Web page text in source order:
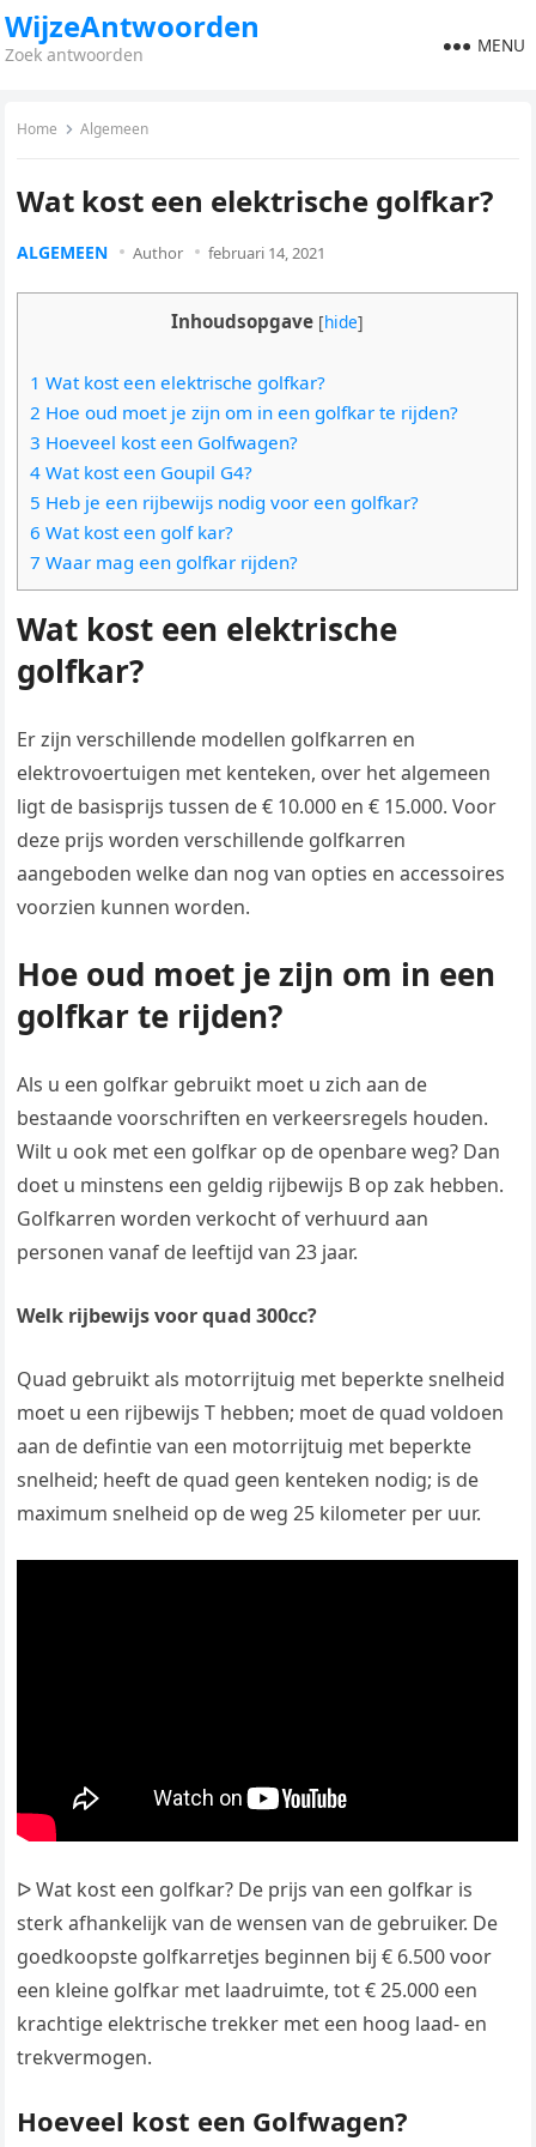
WijzeAntwoorden
Zoek antwoorden MENU
Home Algemeen
Wat kost een elektrische golfkar?
ALGEMEEN Author februari 14, 2021
Inhoudsopgave [hide]
1 Wat kost een elektrische golfkar?
2 Hoe oud moet je zijn om in een golfkar te rijden?
3 Hoeveel kost een Golfwagen?
4 Wat kost een Goupil G4?
5 Heb je een rijbewijs nodig voor een golfkar?
6 Wat kost een golf kar?
7 Waar mag een golfkar rijden?
Wat kost een elektrische
golfkar?
Er zijn verschillende modellen golfkarren en
elektrovoertuigen met kenteken, over het algemeen
ligt de basisprijs tussen de € 10.000 en € 15.000. Voor
deze prijs worden verschillende golfkarren
aangeboden welke dan nog van opties en accessoires
voorzien kunnen worden.
Hoe oud moet je zijn om in een
golfkar te rijden?
Als u een golfkar gebruikt moet u zich aan de
bestaande voorschriften en verkeersregels houden.
Wilt u ook met een golfkar op de openbare weg? Dan
doet u minstens een geldig rijbewijs B op zak hebben.
Golfkarren worden verkocht of verhuurd aan
personen vanaf de leeftijd van 23 jaar.
Welk rijbewijs voor quad 300cc?
Quad gebruikt als motorrijtuig met beperkte snelheid
moet u een rijbewijs T hebben; moet de quad voldoen
aan de defintie van een motorrijtuig met beperkte
snelheid; heeft de quad geen kenteken nodig; is de
maximum snelheid op de weg 25 kilometer per uur.
ᐅ Wat kost een golfkar? De prijs van een golfkar is
sterk afhankelijk van de wensen van de gebruiker. De
goedkoopste golfkarretjes beginnen bij € 6.500 voor
een kleine golfkar met laadruimte, tot € 25.000 een
krachtige elektrische trekker met een hoog laad- en
trekvermogen.
Hoeveel kost een Golfwagen?